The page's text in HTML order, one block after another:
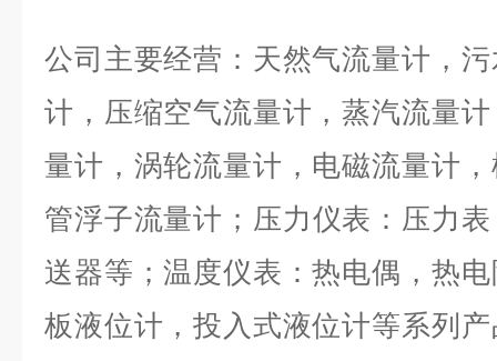
公司主要经营：天然气流量计，
计，压缩空气流量计，蒸汽流量
量计，涡轮流量计，电磁流量计
管浮子流量计；压力仪表：压力
送器等；温度仪表：热电偶，热
板液位计，投入式液位计等系列